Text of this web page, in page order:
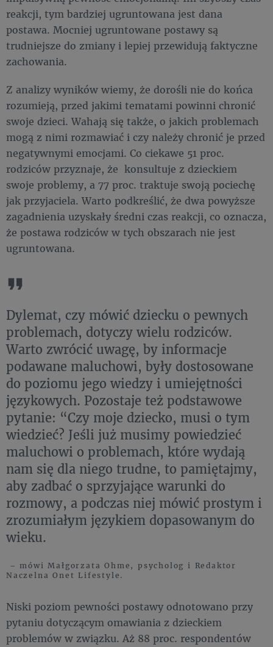
reakcji, tym bardziej ugruntowana jest dana
postawa. Mocniej ugruntowane postawy są
trudniejsze do zmiany i lepiej przewidują faktyczne
zachowania.
Z analizy wyników wiemy, że dorośli nie do końca
rozumieją, przed jakimi tematami powinni chronić
swoje dzieci. Wahają się także, o jakich problemach
mogą z nimi rozmawiać i czy należy chronić je przed
negatywnymi emocjami. Co ciekawe 51 proc.
rodziców przyznaje, że konsultuje z dzieckiem
swoje problemy, a 77 proc. traktuje swoją pociechę
jak przyjaciela. Warto podkreślić, że dwa powyższe
zagadnienia uzyskały średni czas reakcji, co oznacza,
że postawa rodziców w tych obszarach nie jest
ugruntowana.
Dylemat, czy mówić dziecku o pewnych
problemach, dotyczy wielu rodziców.
Warto zwrócić uwagę, by informacje
podawane maluchowi, były dostosowane
do poziomu jego wiedzy i umiejętności
językowych. Pozostaje też podstawowe
pytanie: “Czy moje dziecko, musi o tym
wiedzieć? Jeśli już musimy powiedzieć
maluchowi o problemach, które wydają
nam się dla niego trudne, to pamiętajmy,
aby zadbać o sprzyjające warunki do
rozmowy, a podczas niej mówić prostym i
zrozumiałym językiem dopasowanym do
wieku.
– mówi Małgorzata Ohme, psycholog i Redaktor
Naczelna Onet Lifestyle.
Niski poziom pewności postawy odnotowano przy
pytaniu dotyczącym omawiania z dzieckiem
problemów w związku. Aż 88 proc. respondentów